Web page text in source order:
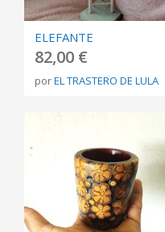
ELEFANTE
82,00 €
porEL TRASTERO DE LULA